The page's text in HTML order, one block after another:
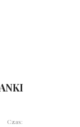
Czas: